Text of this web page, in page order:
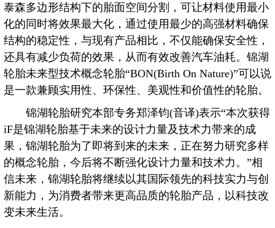
泰森多边形结构下的胎面空间分割，可让材料使用最小
化的同时将效果最大化，通过使用最少的高强材料确保
结构的稳定性，与现有产品相比，不仅能确保安全性，
还具有减少负荷的效果，从而有效改善汽车油耗。锦湖
轮胎未来型技术概念轮胎“BON(Birth On Nature)”可以说
是一款兼顾实用性、环保性、美观性和价值性的轮胎。
锦湖轮胎研究本部专务郑泽钧(音译)表示“本次获得
iF是锦湖轮胎基于未来的设计力量及技术力带来的成
果，锦湖轮胎为了即将到来的未来，正在努力研究多样
的概念轮胎，今后将不断强化设计力量和技术力。”相
信未来，锦湖轮胎将继续以其国际领先的科技实力与创
新能力，为消费者带来更高品质的轮胎产品，以科技改
变未来生活。